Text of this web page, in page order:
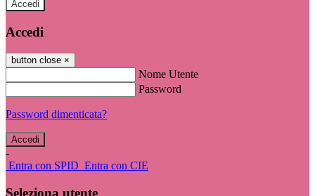
Accedi
Accedi
button close ×
Nome Utente
Password
Password dimenticata?
-
Entra con SPID Entra con CIE
Seleziona utente